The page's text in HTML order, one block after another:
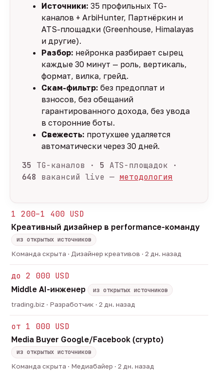
Источники: 35 профильных TG-
каналов + ArbiHunter, Партнёркин и
ATS-площадки (Greenhouse, Himalayas
и другие).
Разбор: нейронка разбирает сырец
каждые 30 минут — роль, вертикаль,
формат, вилка, грейд.
Скам-фильтр: без предоплат и
взносов, без обещаний
гарантированного дохода, без увода
в сторонние боты.
Свежесть: протухшее удаляется
автоматически через 30 дней.
35 TG-каналов · 5 ATS-площадок ·
648 вакансий live — методология
1 200–1 400 USD
Креативный дизайнер в performance-команду
из открытых источников
Команда скрыта · Дизайнер креативов · 2 дн. назад
до 2 000 USD
Middle AI-инженер
из открытых источников
trading.biz · Разработчик · 2 дн. назад
от 1 000 USD
Media Buyer Google/Facebook (crypto)
из открытых источников
Команда скрыта · Медиабайер · 2 дн. назад